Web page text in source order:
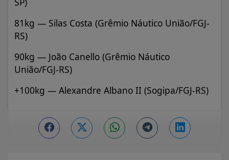
81kg — Silas Costa (Grêmio Náutico União/FGJ-
RS)
90kg — João Canello (Grêmio Náutico
União/FGJ-RS)
+100kg — Alexandre Albano II (Sogipa/FGJ-RS)